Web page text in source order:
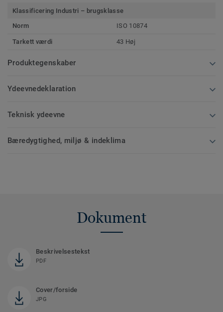
Klassificering Industri – brugsklasse
Norm
ISO 10874
Tarkett værdi 43 Høj
Produktegenskaber
Ydeevnedeklaration
Teknisk ydeevne
Bæredygtighed, miljø & indeklima
Dokument
Beskrivelsestekst
PDF
Cover/forside
JPG